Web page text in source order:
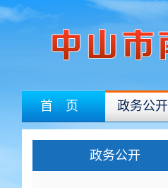
首 页 政务公开
政务公开